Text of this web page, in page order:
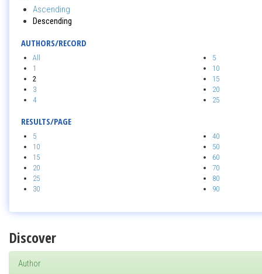
Ascending
Descending
AUTHORS/RECORD
All
1
2
3
4
5
10
15
20
25
RESULTS/PAGE
5
10
15
20
25
30
40
50
60
70
80
90
Discover
Author